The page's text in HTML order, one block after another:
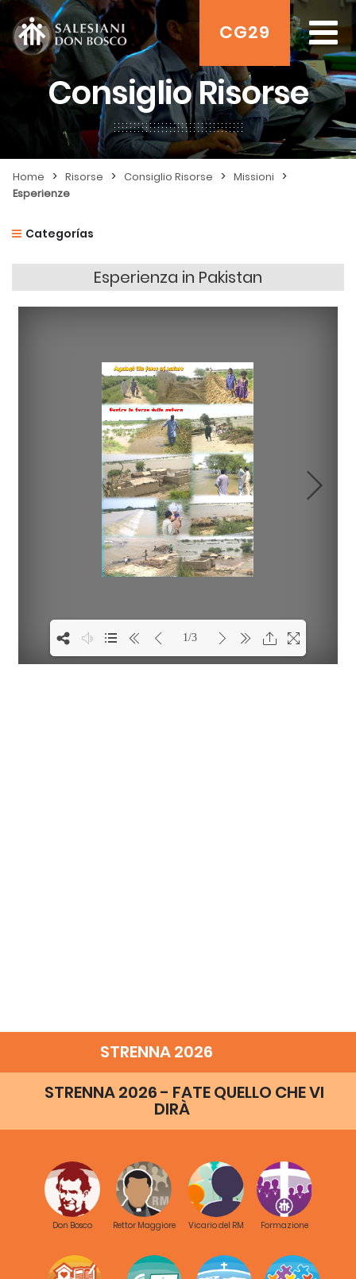
CG29
Consiglio Risorse
Home > Risorse > Consiglio Risorse > Missioni >
Esperienze
Categorías
Esperienza in Pakistan
STRENNA 2026
STRENNA 2026 - FATE QUELLO CHE VI
DIRÀ
Don Bosco Rettor Maggiore Vicario del RM Formazione